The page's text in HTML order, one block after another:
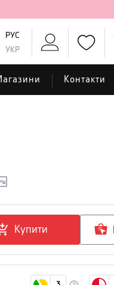
РУС
УКР
Контакти
Купити